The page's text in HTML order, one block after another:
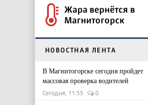
Жара вернётся в
Магнитогорск
НОВОСТНАЯ ЛЕНТА
В Магнитогорске сегодня пройдет
массовая проверка водителей
Сегодня, 11:55 0